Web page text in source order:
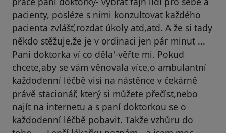
pacienty, posléze s nimi konzultovat každého
pacienta zvlášť,rozdat úkoly atd,atd. A že si tady
někdo stěžuje,že je v ordinaci jen pár minut ...
Paní doktorka ví co děla'-věřte mi. Pokud
chcete,aby se vám věnovala více,o ambulantní
každodenní léčbě visí na nástěnce v čekárně
právě stacionář, který si můžete přečíst,nebo
najít na internetu a s paní doktorkou se o
každodenní léčbě pobavit. Takže vzhůru do